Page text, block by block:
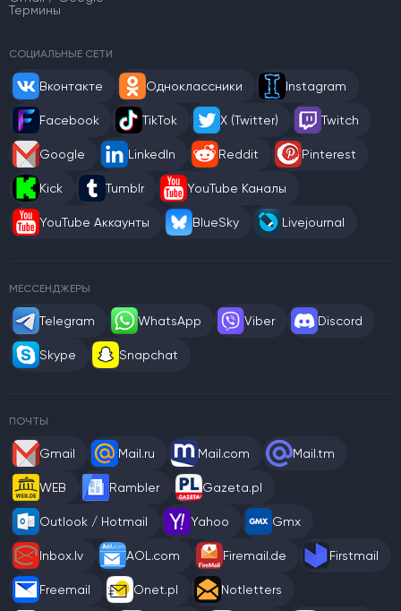
Термины
СОЦИАЛЬНЫЕ СЕТИ
Вконтакте Одноклассники Instagram
Facebook TikTok X (Twitter) Twitch
Google LinkedIn Reddit Pinterest
Kick Tumblr YouTube Каналы
YouTube Аккаунты BlueSky Livejournal
МЕССЕНДЖЕРЫ
Telegram WhatsApp Viber Discord
Skype Snapchat
ПОЧТЫ
Gmail Mail.ru Mail.com Mail.tm
WEB Rambler Gazeta.pl
Outlook / Hotmail Yahoo Gmx
Inbox.lv AOL.com Firemail.de Firstmail
Freemail Onet.pl Notletters